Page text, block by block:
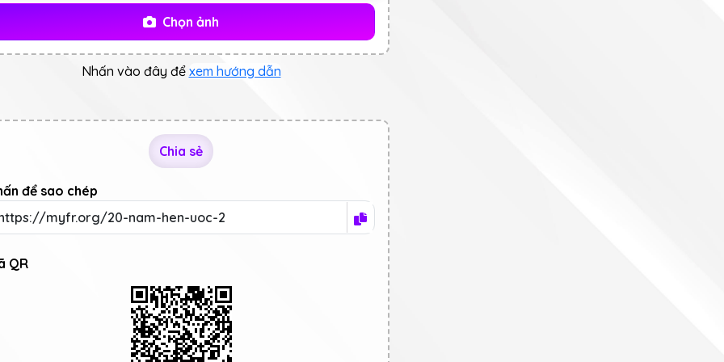
Chọn ảnh
Nhấn vào đây để xem hướng dẫn
Chia sẻ
để sao chép
QR